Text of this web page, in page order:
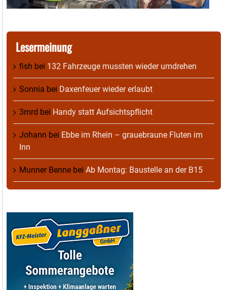
Lesermeinung
fish bei 132 Fahrzeuge mussten wieder umdrehen
Sonnia bei Daxenfeuer wieder erlaubt
3mrd bei Handy statt Aufsichtspflicht
Johann bei Ebbe im Rhein – grauebraune Fluten im
Inn
Munner Benne bei Ab Montag: Baustelle an der B15